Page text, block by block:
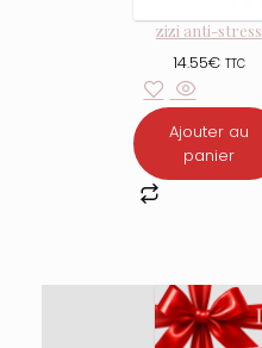
zizi anti-stress
14.55€ TTC
Ajouter au
panier